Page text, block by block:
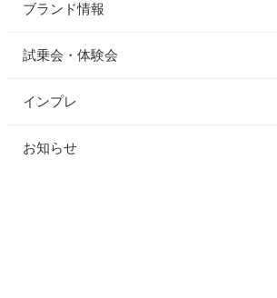
ブランド情報
試乗会・体験会
インプレ
お知らせ